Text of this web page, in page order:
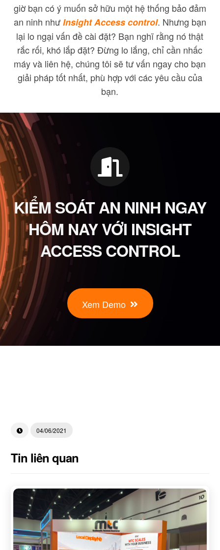
giờ bạn có ý muốn sở hữu một hệ thống bảo đảm
an ninh nhưInsight Access control. Nhưng bạn
lại lo ngại vấn đề cài đặt? Bạn nghĩ rằng nó thật
rắc rối, khó lắp đặt? Đừng lo lắng, chỉ cần nhấc
máy và liên hệ, chúng tôi sẽ tư vấn ngay cho bạn
giải pháp tốt nhất, phù hợp với các yêu cầu của
bạn.
KIỂM SOÁT AN NINH NGAY
HÔM NAY VỚI INSIGHT
ACCESS CONTROL
Xem Demo
04/06/2021
Tin liên quan